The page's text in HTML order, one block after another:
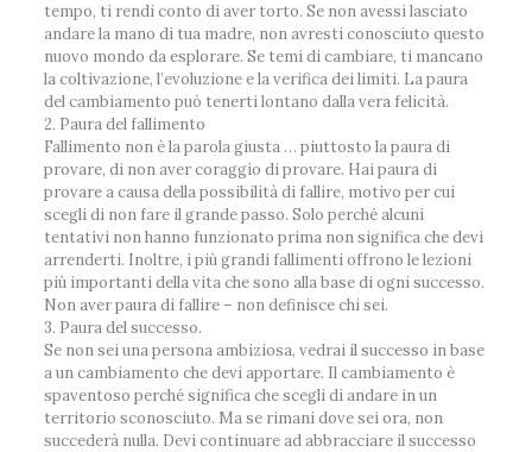
tempo, ti rendi conto di aver torto. Se non avessi lasciato
andare la mano di tua madre, non avresti conosciuto questo
nuovo mondo da esplorare. Se temi di cambiare, ti mancano
la coltivazione, l’evoluzione e la verifica dei limiti. La paura
del cambiamento può tenerti lontano dalla vera felicità.
2. Paura del fallimento
Fallimento non è la parola giusta … piuttosto la paura di
provare, di non aver coraggio di provare. Hai paura di
provare a causa della possibilità di fallire, motivo per cui
scegli di non fare il grande passo. Solo perché alcuni
tentativi non hanno funzionato prima non significa che devi
arrenderti. Inoltre, i più grandi fallimenti offrono le lezioni
più importanti della vita che sono alla base di ogni successo.
Non aver paura di fallire – non definisce chi sei.
3. Paura del successo.
Se non sei una persona ambiziosa, vedrai il successo in base
a un cambiamento che devi apportare. Il cambiamento è
spaventoso perché significa che scegli di andare in un
territorio sconosciuto. Ma se rimani dove sei ora, non
succederà nulla. Devi continuare ad abbracciare il successo